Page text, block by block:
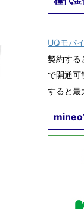
UQモバ
契約する
で開通可
すると最
mineo